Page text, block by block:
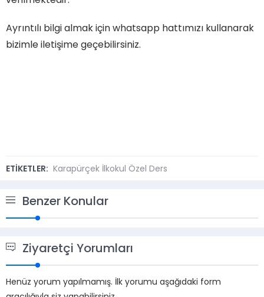
Ayrıntılı bilgi almak için whatsapp hattımızı kullanarak
bizimle iletişime geçebilirsiniz.
ETİKETLER: Karapürçek İlkokul Özel Ders
Benzer Konular
Ziyaretçi Yorumları
Henüz yorum yapılmamış. İlk yorumu aşağıdaki form